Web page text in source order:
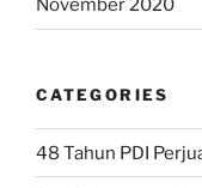
November 2020
CATEGORIES
48 Tahun PDI